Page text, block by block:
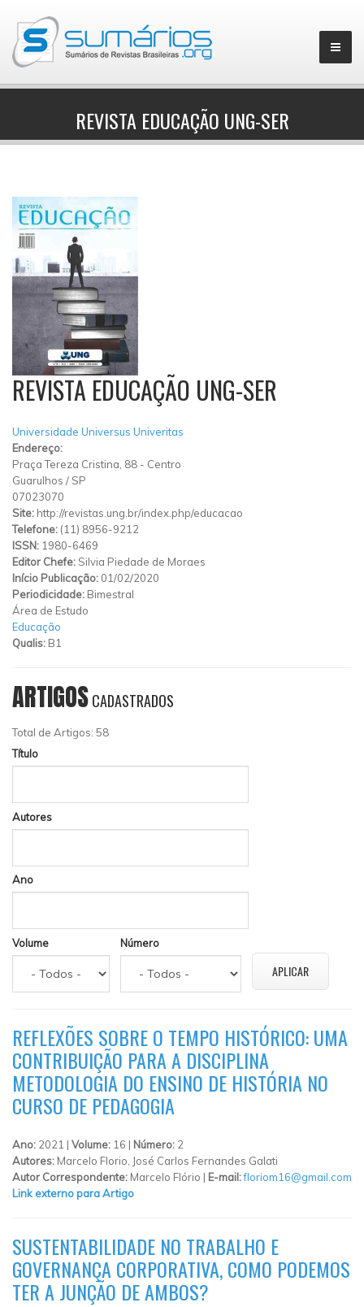
▼
REVISTA EDUCAÇÃO UNG-SER
REVISTA EDUCAÇÃO UNG-SER
Universidade Universus Univeritas
Endereço:
Praça Tereza Cristina, 88 - Centro
Guarulhos / SP
07023070
Site: http://revistas.ung.br/index.php/educacao
Telefone: (11) 8956-9212
ISSN: 1980-6469
Editor Chefe: Silvia Piedade de Moraes
Início Publicação: 01/02/2020
Periodicidade: Bimestral
Área de Estudo
Educação
Qualis: B1
ARTIGOSCADASTRADOS
Total de Artigos: 58
Título
Autores
Ano
Volume Número
REFLEXÕES SOBRE O TEMPO HISTÓRICO: UMA
CONTRIBUIÇÃO PARA A DISCIPLINA
METODOLOGIA DO ENSINO DE HISTÓRIA NO
CURSO DE PEDAGOGIA
Ano: 2021 | Volume: 16 | Número: 2
Autores: Marcelo Florio, José Carlos Fernandes Galati
Autor Correspondente: Marcelo Flório | E-mail:floriom16@gmail.com
Link externo para Artigo
SUSTENTABILIDADE NO TRABALHO E
GOVERNANÇA CORPORATIVA, COMO PODEMOS
TER A JUNÇÃO DE AMBOS?